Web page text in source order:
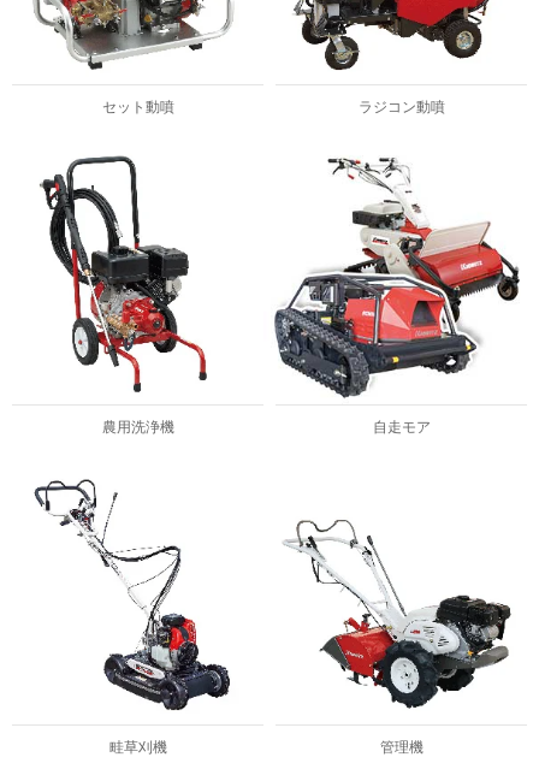
セット動噴 ラジコン動噴
農用洗浄機 自走モア
畦草刈機 管理機